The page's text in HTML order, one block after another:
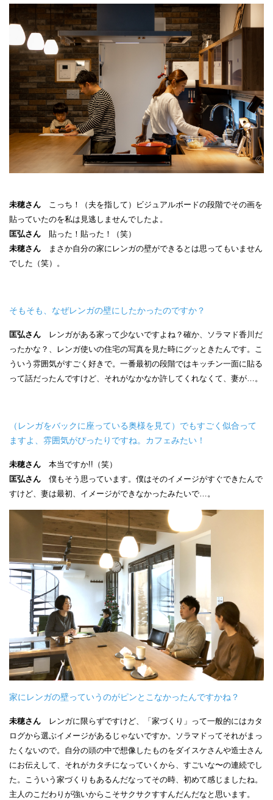
未穂さん
こっち！（夫を指して）ビジュアルボードの段階でその画を
貼っていたのを私は見逃しませんでしたよ。
匡弘さん
貼った！貼った！（笑）
未穂さん
まさか自分の家にレンガの壁ができるとは思ってもいません
でした（笑）。
そもそも、なぜレンガの壁にしたかったのですか？
匡弘さん
レンガがある家って少ないですよね？確か、ソラマド香川だ
ったかな？、レンガ使いの住宅の写真を見た時にグッときたんです。こ
ういう雰囲気がすごく好きで。一番最初の段階ではキッチン一面に貼る
って話だったんですけど、それがなかなか許してくれなくて、妻が…。
（レンガをバックに座っている奥様を見て）でもすごく似合って
ますよ、雰囲気がぴったりですね。カフェみたい！
未穂さん
本当ですか!!（笑）
匡弘さん
僕もそう思っています。僕はそのイメージがすぐできたんで
すけど、妻は最初、イメージができなかったみたいで…。
家にレンガの壁っていうのがピンとこなかったんですかね？
未穂さん
レンガに限らずですけど、「家づくり」って一般的にはカタ
ログから選ぶイメージがあるじゃないですか。ソラマドってそれがまっ
たくないので。自分の頭の中で想像したものをダイスケさんや造士さん
にお伝えして、それがカタチになっていくから、すごいな〜の連続でし
た。こういう家づくりもあるんだなってその時、初めて感じましたね。
主人のこだわりが強いからこそサクサクすすんだんだなと思います。